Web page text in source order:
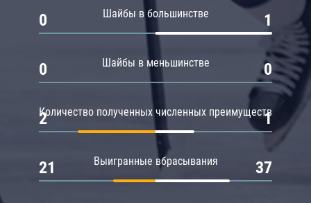
Шайбы в большинстве
0 1
Шайбы в меньшинстве
0 0
Количество полученных численных преимуществ
2 1
Выигранные вбрасывания
21 37